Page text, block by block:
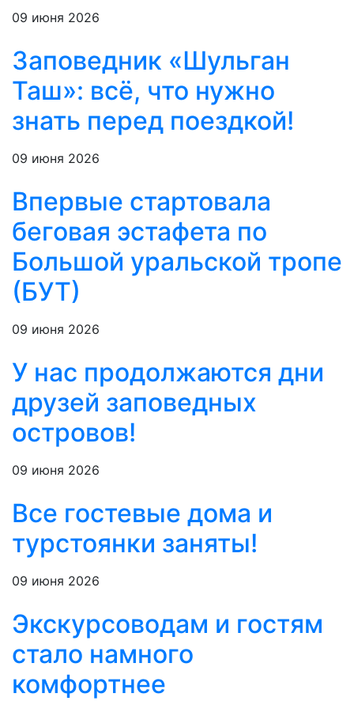
09 июня 2026
Заповедник «Шульган
Таш»: всё, что нужно
знать перед поездкой!
09 июня 2026
Впервые стартовала
беговая эстафета по
Большой уральской тропе
(БУТ)
09 июня 2026
У нас продолжаются дни
друзей заповедных
островов!
09 июня 2026
Все гостевые дома и
турстоянки заняты!
09 июня 2026
Экскурсоводам и гостям
стало намного
комфортнее